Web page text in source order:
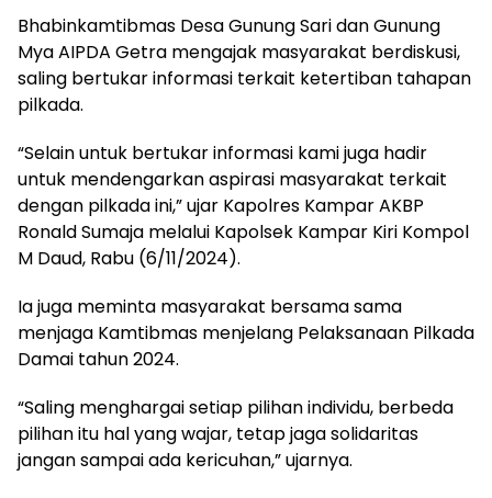
Bhabinkamtibmas Desa Gunung Sari dan Gunung
Mya AIPDA Getra mengajak masyarakat berdiskusi,
saling bertukar informasi terkait ketertiban tahapan
pilkada.
“Selain untuk bertukar informasi kami juga hadir
untuk mendengarkan aspirasi masyarakat terkait
dengan pilkada ini,” ujar Kapolres Kampar AKBP
Ronald Sumaja melalui Kapolsek Kampar Kiri Kompol
M Daud, Rabu (6/11/2024).
Ia juga meminta masyarakat bersama sama
menjaga Kamtibmas menjelang Pelaksanaan Pilkada
Damai tahun 2024.
“Saling menghargai setiap pilihan individu, berbeda
pilihan itu hal yang wajar, tetap jaga solidaritas
jangan sampai ada kericuhan,” ujarnya.